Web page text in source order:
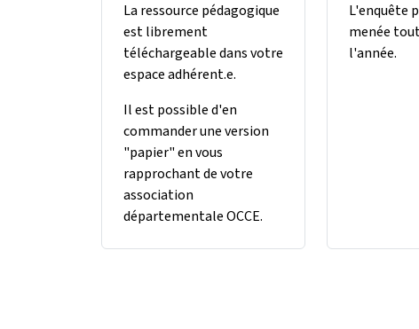
La ressource pédagogique
est librement
téléchargeable dans votre
espace adhérent.e.
Il est possible d'en
commander une version
"papier" en vous
rapprochant de votre
association
départementale OCCE.
L'enquête
menée
l'année.